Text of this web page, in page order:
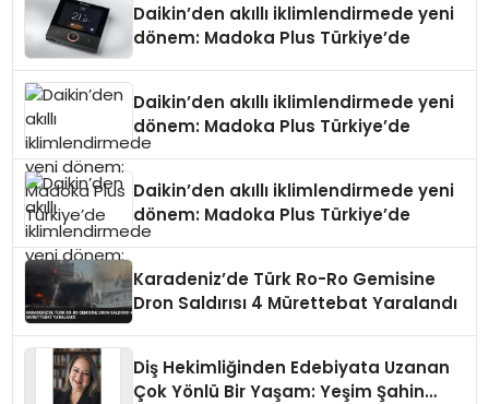
Daikin’den akıllı iklimlendirmede yeni
dönem: Madoka Plus Türkiye’de
Daikin’den akıllı iklimlendirmede yeni
dönem: Madoka Plus Türkiye’de
Daikin’den akıllı iklimlendirmede yeni
dönem: Madoka Plus Türkiye’de
Karadeniz’de Türk Ro-Ro Gemisine
Dron Saldırısı 4 Mürettebat Yaralandı
Diş Hekimliğinden Edebiyata Uzanan
Çok Yönlü Bir Yaşam: Yeşim Şahin